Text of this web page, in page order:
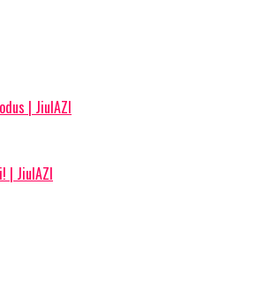
| JiulAZI
| JiulAZI